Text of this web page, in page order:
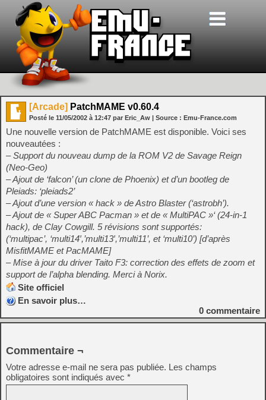
[Arcade] PatchMAME v0.60.4
Posté le 11/05/2002 à 12:47 par Eric_Aw | Source : Emu-France.com
Une nouvelle version de PatchMAME est disponible. Voici ses
nouveautées :
– Support du nouveau dump de la ROM V2 de Savage Reign
(Neo-Geo)
– Ajout de ‘falcon’ (un clone de Phoenix) et d’un bootleg de
Pleiads: ‘pleiads2’
– Ajout d’une version « hack » de Astro Blaster (‘astrobh’).
– Ajout de « Super ABC Pacman » et de « MultiPAC »‘ (24-in-1
hack), de Clay Cowgill. 5 révisions sont supportés:
(‘multipac’, ‘multi14′,’multi13′,’multi11’, et ‘multi10’) [d’après
MisfitMAME et PacMAME]
– Mise à jour du driver Taito F3: correction des effets de zoom et
support de l’alpha blending. Merci à Norix.
Site officiel
En savoir plus…
0 commentaire
Commentaire ¬
Votre adresse e-mail ne sera pas publiée. Les champs
obligatoires sont indiqués avec *